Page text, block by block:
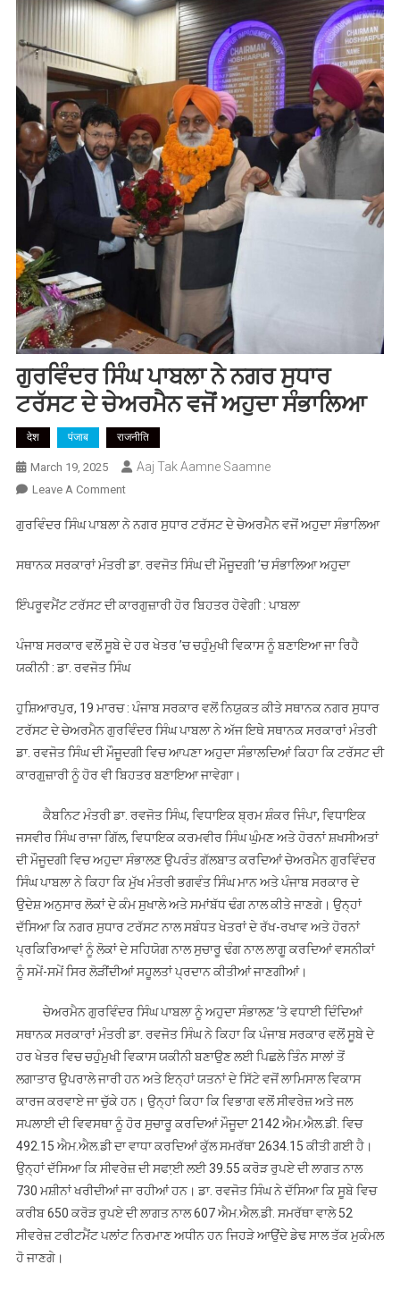
ਗੁਰਵਿੰਦਰ ਸਿੰਘ ਪਾਬਲਾ ਨੇ ਨਗਰ ਸੁਧਾਰ
ਟਰੱਸਟ ਦੇ ਚੇਅਰਮੈਨ ਵਜੋਂ ਅਹੁਦਾ ਸੰਭਾਲਿਆ
देश पंजाब राजनीति
March 19, 2025 Aaj Tak Aamne Saamne
Leave A CommentOn
ਸਿੰਘ
ਨੇ
ਸੁਧਾਰ
ਦੇ
ਚੇਅਰਮੈਨ
ਅਹੁਦਾ
ਸੰਭਾਲਿਆ
ਗੁਰਵਿੰਦਰ ਸਿੰਘ ਪਾਬਲਾ ਨੇ ਨਗਰ ਸੁਧਾਰ ਟਰੱਸਟ ਦੇ ਚੇਅਰਮੈਨ ਵਜੋਂ ਅਹੁਦਾ ਸੰਭਾਲਿਆ
ਸਥਾਨਕ ਸਰਕਾਰਾਂ ਮੰਤਰੀ ਡਾ. ਰਵਜੋਤ ਸਿੰਘ ਦੀ ਮੌਜੂਦਗੀ ’ਚ ਸੰਭਾਲਿਆ ਅਹੁਦਾ
ਇੰਪਰੂਵਮੈਂਟ ਟਰੱਸਟ ਦੀ ਕਾਰਗੁਜ਼ਾਰੀ ਹੋਰ ਬਿਹਤਰ ਹੋਵੇਗੀ : ਪਾਬਲਾ
ਪੰਜਾਬ ਸਰਕਾਰ ਵਲੋਂ ਸੂਬੇ ਦੇ ਹਰ ਖੇਤਰ ’ਚ ਚਹੁੰਮੁਖੀ ਵਿਕਾਸ ਨੂੰ ਬਣਾਇਆ ਜਾ ਰਿਹੈ
ਯਕੀਨੀ : ਡਾ. ਰਵਜੋਤ ਸਿੰਘ
ਹੁਸ਼ਿਆਰਪੁਰ, 19 ਮਾਰਚ : ਪੰਜਾਬ ਸਰਕਾਰ ਵਲੋਂ ਨਿਯੁਕਤ ਕੀਤੇ ਸਥਾਨਕ ਨਗਰ ਸੁਧਾਰ
ਟਰੱਸਟ ਦੇ ਚੇਅਰਮੈਨ ਗੁਰਵਿੰਦਰ ਸਿੰਘ ਪਾਬਲਾ ਨੇ ਅੱਜ ਇਥੇ ਸਥਾਨਕ ਸਰਕਾਰਾਂ ਮੰਤਰੀ
ਡਾ. ਰਵਜੋਤ ਸਿੰਘ ਦੀ ਮੌਜੂਦਗੀ ਵਿਚ ਆਪਣਾ ਅਹੁਦਾ ਸੰਭਾਲਦਿਆਂ ਕਿਹਾ ਕਿ ਟਰੱਸਟ ਦੀ
ਕਾਰਗੁ਼ਜ਼ਾਰੀ ਨੂੰ ਹੋਰ ਵੀ ਬਿਹਤਰ ਬਣਾਇਆ ਜਾਵੇਗਾ।
ਕੈਬਨਿਟ ਮੰਤਰੀ ਡਾ. ਰਵਜੋਤ ਸਿੰਘ, ਵਿਧਾਇਕ ਬ੍ਰਮ ਸ਼ੰਕਰ ਜਿੰਪਾ, ਵਿਧਾਇਕ
ਜਸਵੀਰ ਸਿੰਘ ਰਾਜਾ ਗਿੱਲ, ਵਿਧਾਇਕ ਕਰਮਵੀਰ ਸਿੰਘ ਘੁੰਮਣ ਅਤੇ ਹੋਰਨਾਂ ਸ਼ਖਸੀਅਤਾਂ
ਦੀ ਮੌਜੂਦਗੀ ਵਿਚ ਅਹੁਦਾ ਸੰਭਾਲਣ ਉਪਰੰਤ ਗੱਲਬਾਤ ਕਰਦਿਆਂ ਚੇਅਰਮੈਨ ਗੁਰਵਿੰਦਰ
ਸਿੰਘ ਪਾਬਲਾ ਨੇ ਕਿਹਾ ਕਿ ਮੁੱਖ ਮੰਤਰੀ ਭਗਵੰਤ ਸਿੰਘ ਮਾਨ ਅਤੇ ਪੰਜਾਬ ਸਰਕਾਰ ਦੇ
ਉਦੇਸ਼ ਅਨੁਸਾਰ ਲੋਕਾਂ ਦੇ ਕੰਮ ਸੁਖਾਲੇ ਅਤੇ ਸਮਾਂਬੱਧ ਢੰਗ ਨਾਲ ਕੀਤੇ ਜਾਣਗੇ। ਉਨ੍ਹਾਂ
ਦੱਸਿਆ ਕਿ ਨਗਰ ਸੁਧਾਰ ਟਰੱਸਟ ਨਾਲ ਸਬੰਧਤ ਖੇਤਰਾਂ ਦੇ ਰੱਖ-ਰਖਾਵ ਅਤੇ ਹੋਰਨਾਂ
ਪ੍ਰਕਿਰਿਆਵਾਂ ਨੂੰ ਲੋਕਾਂ ਦੇ ਸਹਿਯੋਗ ਨਾਲ ਸੁਚਾਰੂ ਢੰਗ ਨਾਲ ਲਾਗੂ ਕਰਦਿਆਂ ਵਸਨੀਕਾਂ
ਨੂੰ ਸਮੇਂ-ਸਮੇਂ ਸਿਰ ਲੋੜੀਂਦੀਆਂ ਸਹੂਲਤਾਂ ਪ੍ਰਦਾਨ ਕੀਤੀਆਂ ਜਾਣਗੀਆਂ।
ਚੇਅਰਮੈਨ ਗੁਰਵਿੰਦਰ ਸਿੰਘ ਪਾਬਲਾ ਨੂੰ ਅਹੁਦਾ ਸੰਭਾਲਣ ’ਤੇ ਵਧਾਈ ਦਿੰਦਿਆਂ
ਸਥਾਨਕ ਸਰਕਾਰਾਂ ਮੰਤਰੀ ਡਾ. ਰਵਜੋਤ ਸਿੰਘ ਨੇ ਕਿਹਾ ਕਿ ਪੰਜਾਬ ਸਰਕਾਰ ਵਲੋਂ ਸੂਬੇ ਦੇ
ਹਰ ਖੇਤਰ ਵਿਚ ਚਹੁੰਮੁਖੀ ਵਿਕਾਸ ਯਕੀਨੀ ਬਣਾਉਣ ਲਈ ਪਿਛਲੇ ਤਿੰਨ ਸਾਲਾਂ ਤੋਂ
ਲਗਾਤਾਰ ਉਪਰਾਲੇ ਜਾਰੀ ਹਨ ਅਤੇ ਇਨ੍ਹਾਂ ਯਤਨਾਂ ਦੇ ਸਿੱਟੇ ਵਜੋਂ ਲਾਮਿਸਾਲ ਵਿਕਾਸ
ਕਾਰਜ ਕਰਵਾਏ ਜਾ ਚੁੱਕੇ ਹਨ। ਉਨ੍ਹਾਂ ਕਿਹਾ ਕਿ ਵਿਭਾਗ ਵਲੋਂ ਸੀਵਰੇਜ਼ ਅਤੇ ਜਲ
ਸਪਲਾਈ ਦੀ ਵਿਵਸਥਾ ਨੂੰ ਹੋਰ ਸੁਚਾਰੂ ਕਰਦਿਆਂ ਮੌਜੂਦਾ 2142 ਐਮ.ਐਲ.ਡੀ. ਵਿਚ
492.15 ਐਮ.ਐਲ.ਡੀ ਦਾ ਵਾਧਾ ਕਰਦਿਆਂ ਕੁੱਲ ਸਮਰੱਥਾ 2634.15 ਕੀਤੀ ਗਈ ਹੈ।
ਉਨ੍ਹਾਂ ਦੱਸਿਆ ਕਿ ਸੀਵਰੇਜ਼ ਦੀ ਸਫਾ਼ਈ ਲਈ 39.55 ਕਰੋੜ ਰੁਪਏ ਦੀ ਲਾਗਤ ਨਾਲ
730 ਮਸ਼ੀਨਾਂ ਖਰੀਦੀਆਂ ਜਾ ਰਹੀਆਂ ਹਨ। ਡਾ. ਰਵਜੋਤ ਸਿੰਘ ਨੇ ਦੱਸਿਆ ਕਿ ਸੂਬੇ ਵਿਚ
ਕਰੀਬ 650 ਕਰੋੜ ਰੁਪਏ ਦੀ ਲਾਗਤ ਨਾਲ 607 ਐਮ.ਐਲ.ਡੀ. ਸਮਰੱਥਾ ਵਾਲੇ 52
ਸੀਵਰੇਜ਼ ਟਰੀਟਮੈਂਟ ਪਲਾਂਟ ਨਿਰਮਾਣ ਅਧੀਨ ਹਨ ਜਿਹੜੇ ਆਉਂਦੇ ਡੇਢ ਸਾਲ ਤੱਕ ਮੁਕੰਮਲ
ਹੋ ਜਾਣਗੇ।